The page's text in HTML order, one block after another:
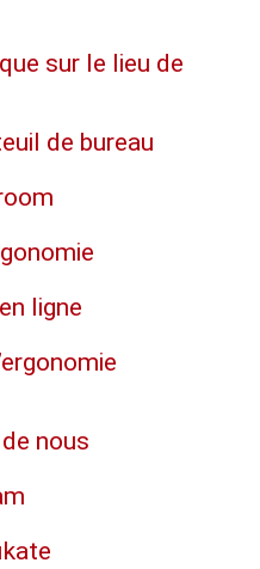
sur le lieu de
de bureau
ligne
nous